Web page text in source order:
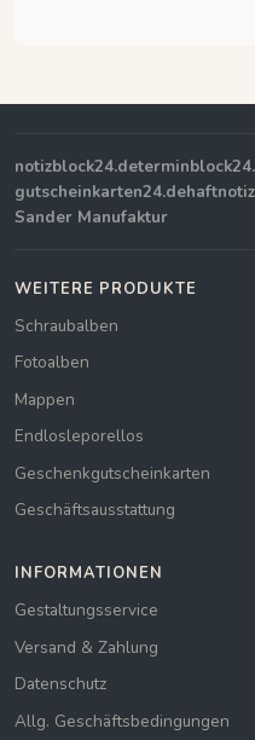
notizblock24.de
gutscheinkarten24.de
Sander Manufaktur
WEITERE PRODUKTE
Schraubalben
Fotoalben
Mappen
Endlosleporellos
Geschenkgutscheinkarten
Geschäftsausstattung
INFORMATIONEN
Gestaltungsservice
Versand & Zahlung
Datenschutz
Allg. Geschäftsbedingungen